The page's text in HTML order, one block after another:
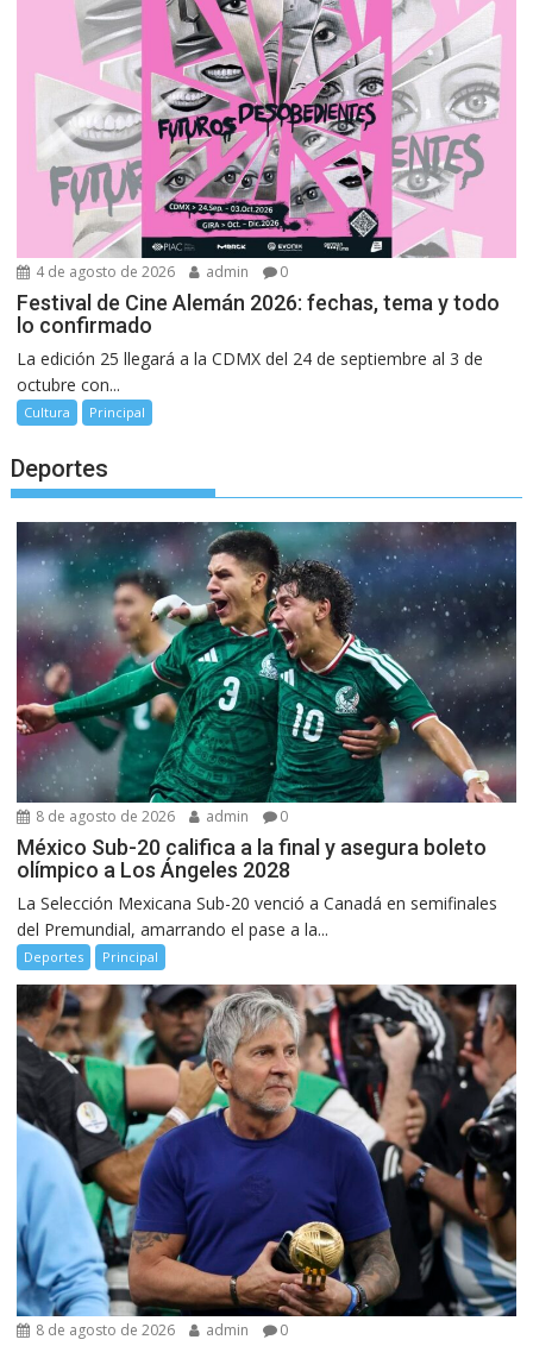
4 de agosto de 2026 admin 0
Festival de Cine Alemán 2026: fechas, tema y todo
lo confirmado
La edición 25 llegará a la CDMX del 24 de septiembre al 3 de
octubre con...
Cultura Principal
Deportes
8 de agosto de 2026 admin 0
México Sub-20 califica a la final y asegura boleto
olímpico a Los Ángeles 2028
La Selección Mexicana Sub-20 venció a Canadá en semifinales
del Premundial, amarrando el pase a la...
Deportes Principal
8 de agosto de 2026 admin 0